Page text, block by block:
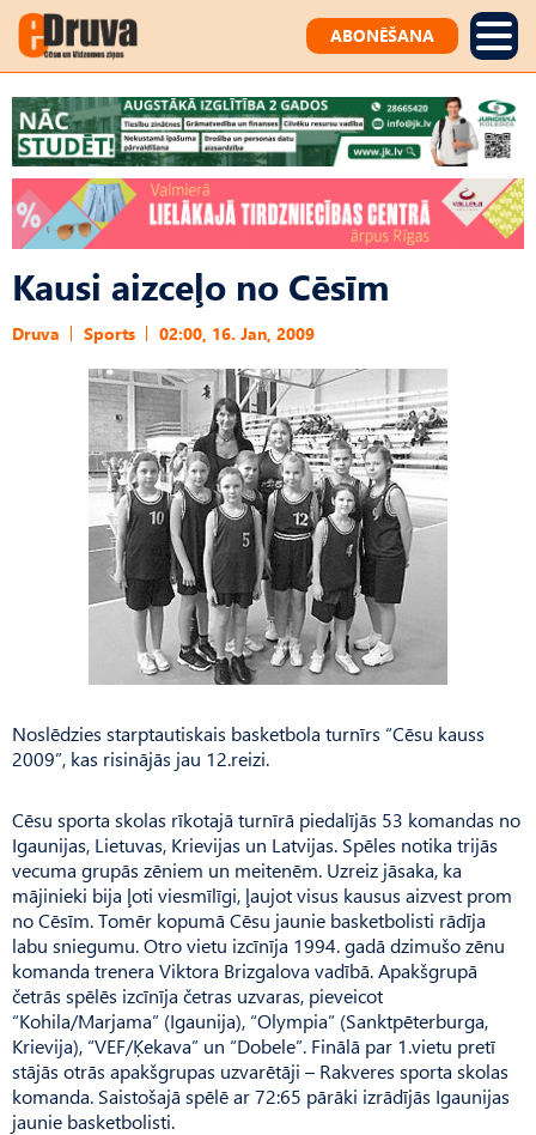
ABONĒŠANA
Kausi aizceļo no Cēsīm
Druva Sports 02:00, 16. Jan, 2009
Noslēdzies starptautiskais basketbola turnīrs “Cēsu kauss
2009”, kas risinājās jau 12.reizi.
Cēsu sporta skolas rīkotajā turnīrā piedalījās 53 komandas no
Igaunijas, Lietuvas, Krievijas un Latvijas. Spēles notika trijās
vecuma grupās zēniem un meitenēm. Uzreiz jāsaka, ka
mājinieki bija ļoti viesmīlīgi, ļaujot visus kausus aizvest prom
no Cēsīm. Tomēr kopumā Cēsu jaunie basketbolisti rādīja
labu sniegumu. Otro vietu izcīnīja 1994. gadā dzimušo zēnu
komanda trenera Viktora Brizgalova vadībā. Apakšgrupā
četrās spēlēs izcīnīja četras uzvaras, pieveicot
“Kohila/Marjama” (Igaunija), “Olympia” (Sanktpēterburga,
Krievija), “VEF/Ķekava” un “Dobele”. Finālā par 1.vietu pretī
stājās otrās apakšgrupas uzvarētāji – Rakveres sporta skolas
komanda. Saistošajā spēlē ar 72:65 pārāki izrādījās Igaunijas
jaunie basketbolisti.